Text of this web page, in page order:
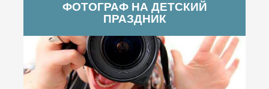
ФОТОГРАФ НА ДЕТСКИЙ
ПРАЗДНИК